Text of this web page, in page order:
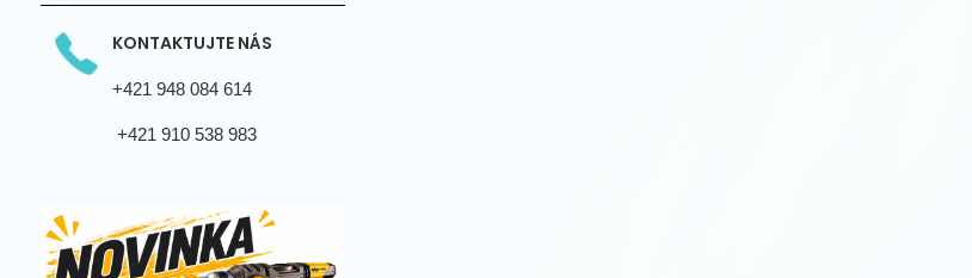
KONTAKTUJTE NÁS
+421 948 084 614
+421 910 538 983